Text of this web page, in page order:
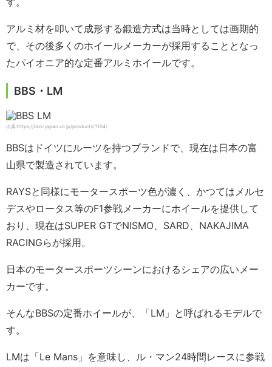
アルミ材を叩いて成形する鍛造方式は当時としては画期的
で、その後多くのホイールメーカーが採用することとなっ
たパイオニア的な定番アルミホイールです。
BBS・LM
出典:https://bbs-japan.co.jp/products/1104/
BBSはドイツにルーツを持つブランドで、現在は日本の富
山県で製造されています。
RAYSと同様にモータースポーツ色が濃く、かつてはメルセ
デスやロータス等のF1参戦メーカーにホイールを提供して
おり、現在はSUPER GTでNISMO、SARD、NAKAJIMA
RACINGらが採用。
日本のモータースポーツシーンにおけるシェアの広いメー
カーです。
そんなBBSの定番ホイールが、「LM」と呼ばれるモデルで
す。
LMは「Le Mans」を意味し、ル・マン24時間レースに参戦